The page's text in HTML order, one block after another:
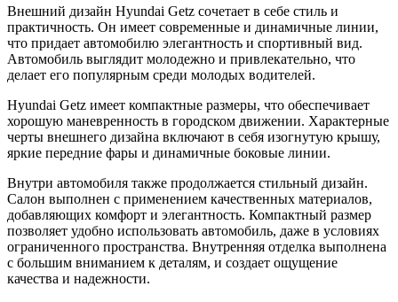
Внешний дизайн Hyundai Getz сочетает в себе стиль и
практичность. Он имеет современные и динамичные линии,
что придает автомобилю элегантность и спортивный вид.
Автомобиль выглядит молодежно и привлекательно, что
делает его популярным среди молодых водителей.
Hyundai Getz имеет компактные размеры, что обеспечивает
хорошую маневренность в городском движении. Характерные
черты внешнего дизайна включают в себя изогнутую крышу,
яркие передние фары и динамичные боковые линии.
Внутри автомобиля также продолжается стильный дизайн.
Салон выполнен с применением качественных материалов,
добавляющих комфорт и элегантность. Компактный размер
позволяет удобно использовать автомобиль, даже в условиях
ограниченного пространства. Внутренняя отделка выполнена
с большим вниманием к деталям, и создает ощущение
качества и надежности.